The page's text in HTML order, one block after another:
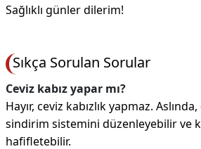
Sağlıklı günler dilerim!
Sıkça Sorulan Sorular
Ceviz kabız yapar mı?
Hayır, ceviz kabızlık yapmaz.
sindirim sistemini düzenleyebilir ve
hafifletebilir.